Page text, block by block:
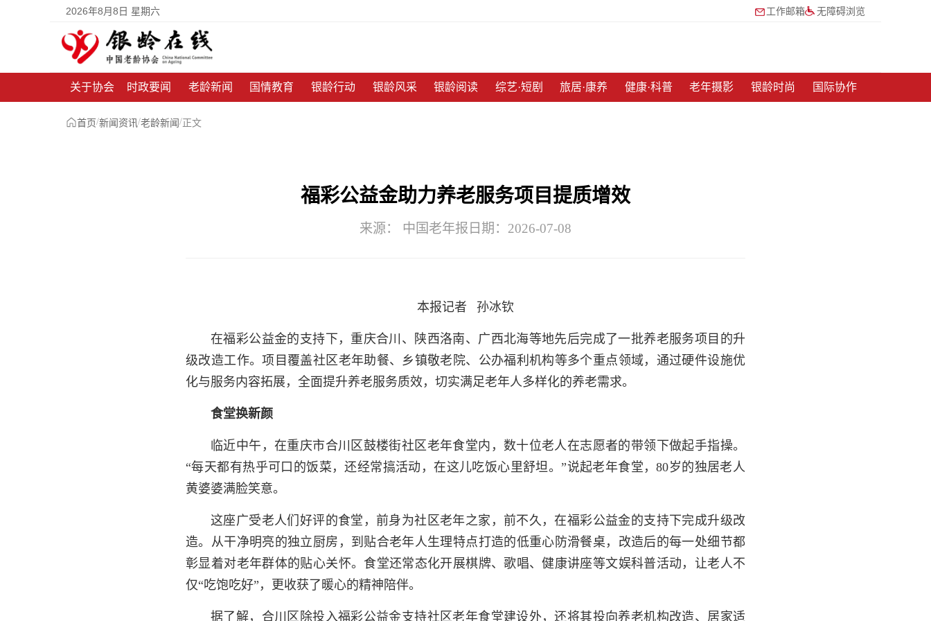
2026年8月8日 星期六 工作邮箱 无障碍浏览
关于协会 时政要闻 老龄新闻 国情教育 银龄行动 银龄风采 银龄阅读 综艺·短剧 旅居·康养 健康·科普 老年摄影 银龄时尚 国际协作
首页/新闻资讯/老龄新闻 /正文
福彩公益金助力养老服务项目提质增效
来源： 中国老年报 日期：2026-07-08
本报记者 孙冰钦
在福彩公益金的支持下，重庆合川、陕西洛南、广西北海等地先后完成了一批养老服务项目的升
级改造工作。项目覆盖社区老年助餐、乡镇敬老院、公办福利机构等多个重点领域，通过硬件设施优
化与服务内容拓展，全面提升养老服务质效，切实满足老年人多样化的养老需求。
食堂换新颜
临近中午，在重庆市合川区鼓楼街社区老年食堂内，数十位老人在志愿者的带领下做起手指操。
“每天都有热乎可口的饭菜，还经常搞活动，在这儿吃饭心里舒坦。”说起老年食堂，80岁的独居老人
黄婆婆满脸笑意。
这座广受老人们好评的食堂，前身为社区老年之家，前不久，在福彩公益金的支持下完成升级改
造。从干净明亮的独立厨房，到贴合老年人生理特点打造的低重心防滑餐桌，改造后的每一处细节都
彰显着对老年群体的贴心关怀。食堂还常态化开展棋牌、歌唱、健康讲座等文娱科普活动，让老人不
仅“吃饱吃好”，更收获了暖心的精神陪伴。
据了解，合川区除投入福彩公益金支持社区老年食堂建设外，还将其投向养老机构改造、居家适